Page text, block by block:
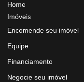
Home
Imóveis
Encomende seu imóvel
Equipe
Financiamento
Negocie seu imóvel